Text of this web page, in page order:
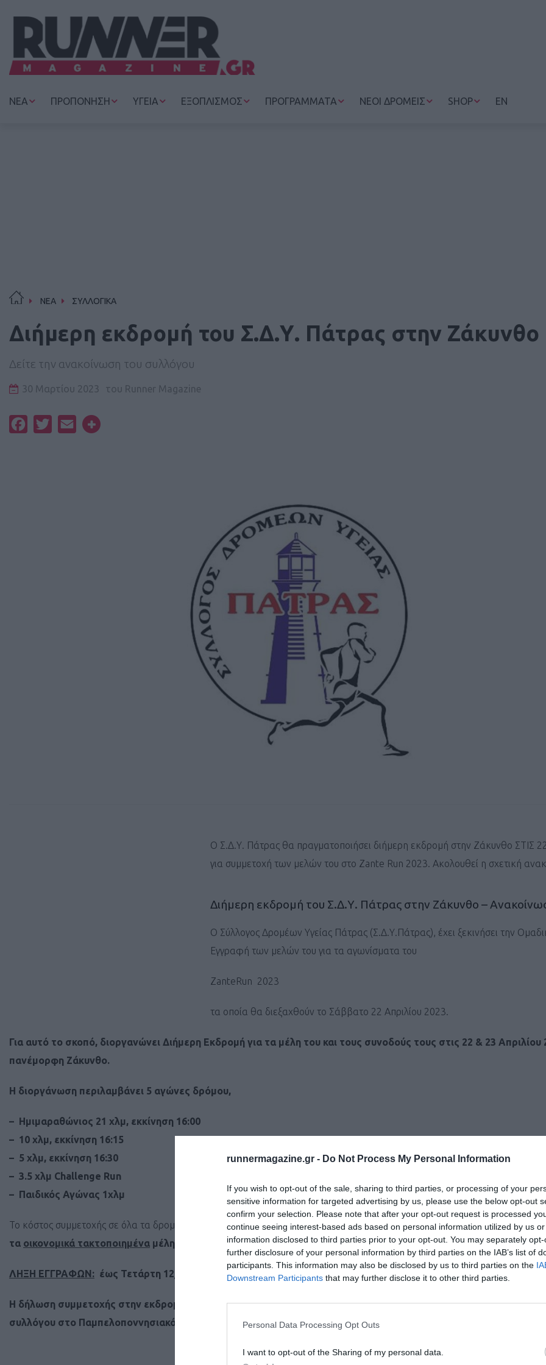
runnermagazine.gr - Do Not Process My Personal Information
If you wish to opt-out of the sale, sharing to third parties, or processing of your
sensitive information for targeted advertising by us, please use the below opt-out
confirm your selection. Please note that after your opt-out request is processed
continue seeing interest-based ads based on personal information utilized by us
information disclosed to third parties prior to your opt-out. You may separately
further disclosure of your personal information by third parties on the IAB’s list of
participants. This information may also be disclosed by us to third parties on the
Downstream Participants that may further disclose it to other third parties.
Personal Data Processing Opt Outs
I want to opt-out of the Sharing of my personal data.
ΝΕΑ ΠΡΟΠΟΝΗΣΗ ΥΓΕΙΑ ΕΞΟΠΛΙΣΜΟΣ ΠΡΟΓΡΑΜΜΑΤΑ ΝΕΟΙ ΔΡΟΜΕΙΣ SHOP EN
ΝΕΑ ΣΥΛΛΟΓΙΚΑ
Διήμερη εκδρομή του Σ.Δ.Υ. Πάτρας στην Ζάκυνθο
Δείτε την ανακοίνωση του συλλόγου
30 Μαρτίου 2023 του Runner Magazine
FacebookTwitterEmail
Ο Σ.Δ.Υ. Πάτρας θα πραγματοποιήσει διήμερη εκδρομή στην Ζάκυνθο ΣΤΙΣ
για συμμετοχή των μελών του στο Zante Run 2023. Ακολουθεί η σχετική
Διήμερη εκδρομή του Σ.Δ.Υ. Πάτρας στην Ζάκυνθο –
Ο Σύλλογος Δρομέων Υγείας Πάτρας (Σ.Δ.Υ.Πάτρας), έχει ξεκινήσει την
Εγγραφή των μελών του για τα αγωνίσματα του
ZanteRun 2023
τα οποία θα διεξαχθούν το Σάββατο 22 Απριλίου 2023.
Για αυτό το σκοπό, διοργανώνει Διήμερη Εκδρομή για τα μέλη του και τους συνοδούς τους στις 22 & 23 Απριλίου
πανέμορφη Ζάκυνθο.
H διοργάνωση περιλαμβάνει 5 αγώνες δρόμου,
– Ημιμαραθώνιος 21 χλμ, εκκίνηση 16:00
– 10 χλμ, εκκίνηση 16:15
– 5 χλμ, εκκίνηση 16:30
– 3.5 χλμ Challenge Run
– Παιδικός Αγώνας 1χλμ
Το κόστος συμμετοχής σε όλα τα δρομικά αγωνίσματα ενηλίκων θα είναι10 ευρώανά άτομο ανεξαρτήτως αγωνίσματος
τα οικονομικά τακτοποιημένα μέλη του συλλόγου μας,
ΛΗΞΗ ΕΓΓΡΑΦΩΝ: έως Τετάρτη 12/04/2023
Η δήλωση συμμετοχής στην εκδρομή και η ομαδική εγγραφή στα αγωνίσματα γίνεται κάθε Τετάρτη στα γραφεία
συλλόγου στο Παμπελοποννησιακό Στάδιο, ώρες 18:00-19:30.